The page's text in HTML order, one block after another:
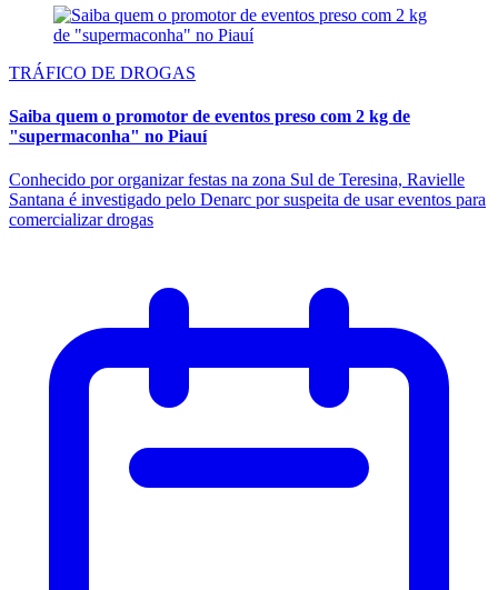
TRÁFICO DE DROGAS
Saiba quem o promotor de eventos preso com 2 kg de
"supermaconha" no Piauí
Conhecido por organizar festas na zona Sul de Teresina, Ravielle
Santana é investigado pelo Denarc por suspeita de usar eventos para
comercializar drogas